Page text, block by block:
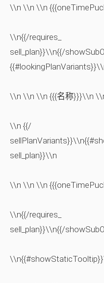
\\n \\n \\n
\\n{{/requires_
sell_plan}}\\n{{/
\\n \\n \\n {{{名称}}}\\n
\\n {{/
sell_plan}}\\n
\\n \\n \\n
\\n{{/requires_
sell_plan}}\\n{{/